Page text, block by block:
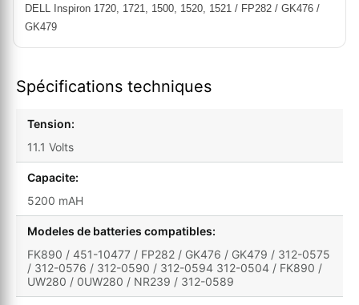
DELL Inspiron 1720, 1721, 1500, 1520, 1521 / FP282 / GK476 /
GK479
Spécifications techniques
Tension:
11.1 Volts
Capacite:
5200 mAH
Modeles de batteries compatibles:
FK890 / 451-10477 / FP282 / GK476 / GK479 / 312-0575
/ 312-0576 / 312-0590 / 312-0594 312-0504 / FK890 /
UW280 / 0UW280 / NR239 / 312-0589